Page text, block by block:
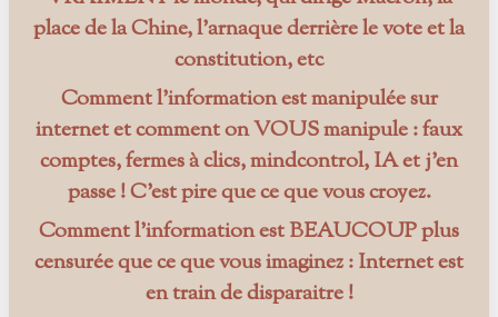
place de la Chine, l’arnaque derrière le vote et la
constitution, etc
Comment l’information est manipulée sur
internet et comment on VOUS manipule : faux
comptes, fermes à clics, mindcontrol, IA et j’en
passe ! C’est pire que ce que vous croyez.
Comment l’information est BEAUCOUP plus
censurée que ce que vous imaginez : Internet est
en train de disparaitre !